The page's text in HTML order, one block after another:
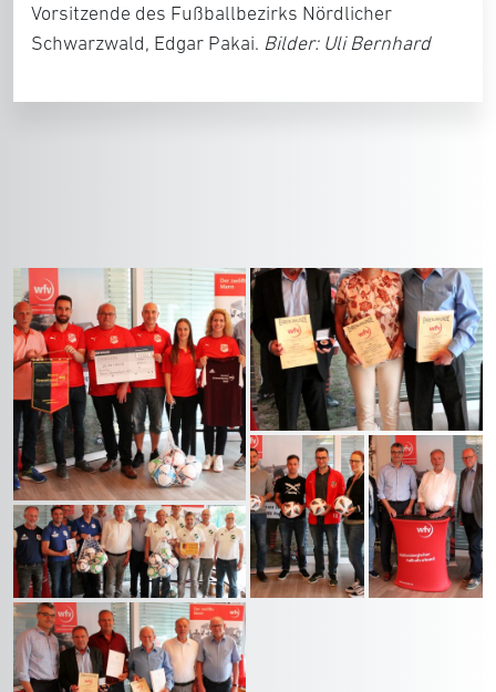
Vorsitzende des Fußballbezirks Nördlicher
Schwarzwald, Edgar Pakai. Bilder: Uli Bernhard